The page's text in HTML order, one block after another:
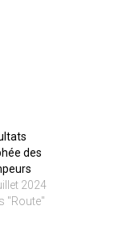
des
2024
"Route"